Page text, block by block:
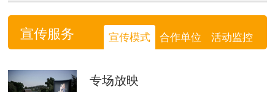
宣传服务 宣传模式 合作单位 活动监控
专场放映